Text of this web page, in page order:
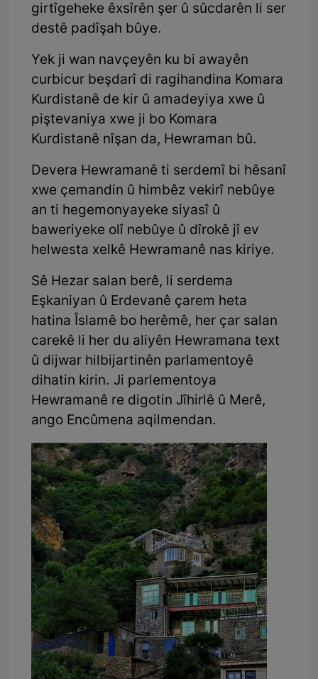
girtîgeheke êxsîrên şer û sûcdarên li ser
destê padîşah bûye.
Yek ji wan navçeyên ku bi awayên
curbicur beşdarî di ragihandina Komara
Kurdistanê de kir û amadeyiya xwe û
piştevaniya xwe ji bo Komara
Kurdistanê nîşan da, Hewraman bû.
Devera Hewramanê ti serdemî bi hêsanî
xwe çemandin û himbêz vekirî nebûye
an ti hegemonyayeke siyasî û
baweriyeke olî nebûye û dîrokê jî ev
helwesta xelkê Hewramanê nas kiriye.
Sê Hezar salan berê, li serdema
Eşkaniyan û Erdevanê çarem heta
hatina Îslamê bo herêmê, her çar salan
carekê li her du aliyên Hewramana text
û dijwar hilbijartinên parlamentoyê
dihatin kirin. Ji parlementoya
Hewramanê re digotin Jîhirlê û Merê,
ango Encûmena aqilmendan.